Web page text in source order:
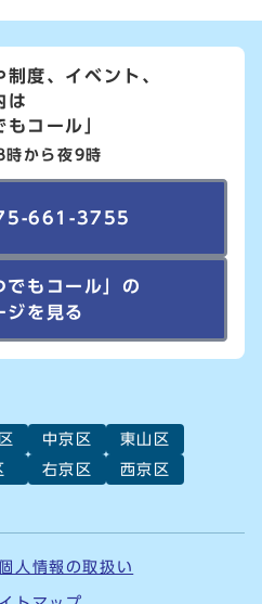
度、イベント、
は
もコール」
から夜9時
661-3755
でもコール」の
ジを見る
中京区
東山区
右京区
西京区
人情報の取扱い